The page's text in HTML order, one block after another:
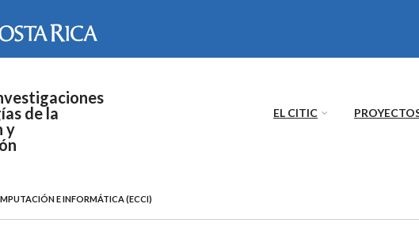
de la
y
EL CITIC
E INFORMÁTICA (ECCI)